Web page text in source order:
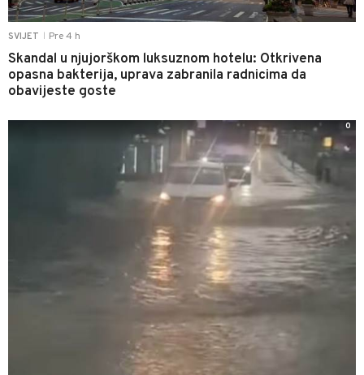
SVIJET Pre 4 h
Skandal u njujorškom luksuznom hotelu: Otkrivena
opasna bakterija, uprava zabranila radnicima da
obavijeste goste
0